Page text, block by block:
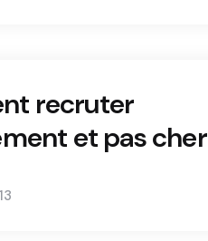
recruter
et pas cher